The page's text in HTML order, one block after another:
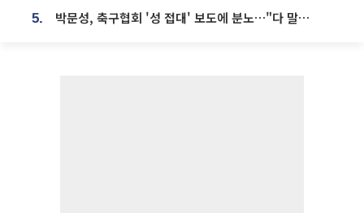
5. 박문성, 축구협회 '성 접대' 보도에 분노…"다 말아먹으려고 작정했나"